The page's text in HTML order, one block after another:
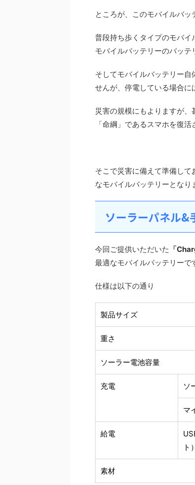
ところが、このモバイルバッ
普段持ち歩くタイプのモバ
モバイルバッテリーのバッテ
そしてモバイルバッテリー
せんが、停電している場合に
災害の規模にもよりますが
「命綱」であるスマホを復
そこで災害に備えて準備して
なモバイルバッテリーとなり
ソーラーパネル&
今回ご提供いただいた 「
最適なモバイルバッテリーで
仕様は以下の通り
製品サイズ
重さ
ソーラー電池容量
充電 ソ
マ
給電
ト）
素材